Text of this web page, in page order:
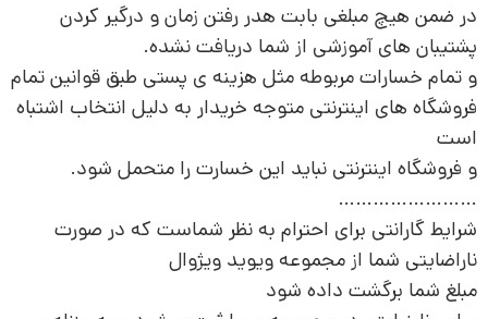
در ضمن هیچ مبلغی بابت هدر رفتن زمان و درگیر کردن
پشتیبان های آموزشی از شما دریافت نشده.
و تمام خسارات مربوطه مثل هزینه ی پستی طبق قوانین تمام
فروشگاه های اینترنتی متوجه خریدار به دلیل انتخاب اشتباه
است
و فروشگاه اینترنتی نباید این خسارت را متحمل شود.
……………………
شرایط گارانتی برای احترام به نظر شماست که در صورت
ناراضایتی شما از مجموعه ویوید ویژوال
مبلغ شما برگشت داده شود